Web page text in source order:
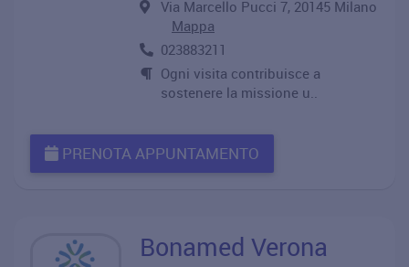
Via Marcello Pucci 7, 20145 Milano
Mappa
023883211
Ogni visita contribuisce a
sostenere la missione u..
PRENOTA APPUNTAMENTO
Bonamed Verona